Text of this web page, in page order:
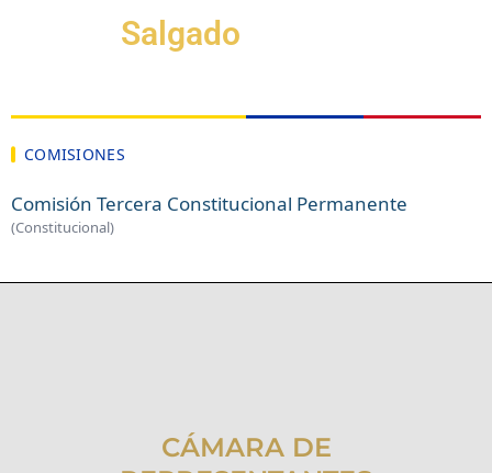
Salgado
COMISIONES
Comisión Tercera Constitucional Permanente
(Constitucional)
CÁMARA DE